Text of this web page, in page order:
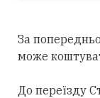
За
може
До переїзду